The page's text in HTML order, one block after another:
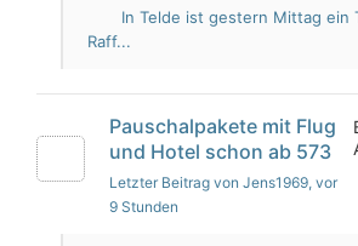
In Telde ist gestern Mittag ein
Raff...
Pauschalpakete mit Flug
und Hotel schon ab 573
Letzter Beitrag von Jens1969, vor
9 Stunden